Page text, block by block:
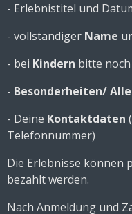
- Erlebnistitel und
- vollständiger Name
- bei Kindern bitte noch
- Besonderheiten/
- Deine Kontaktdaten
Telefonnummer)
Die Erlebnisse können
bezahlt werden.
Nach Anmeldung und